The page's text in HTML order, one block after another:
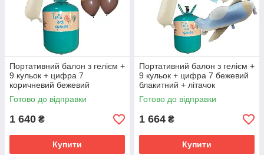
Портативний балон з гелієм +
9 кульок + цифра 7
коричневий бежевий
Готово до відправки
1 640 ₴
Купити
Портативний балон з гелієм +
9 кульок + цифра 7 бежевий
блакитний + літачок
Готово до відправки
1 664 ₴
Купити